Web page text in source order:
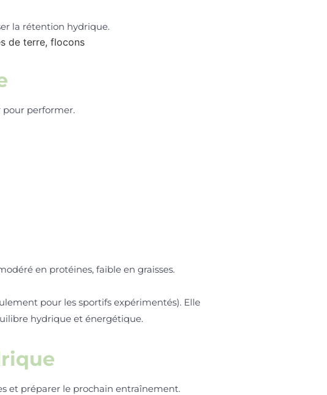
la rétention hydrique.
pour performer.
en protéines, faible en graisses.
pour les sportifs expérimentés). Elle
hydrique et énergétique.
et préparer le prochain entraînement.